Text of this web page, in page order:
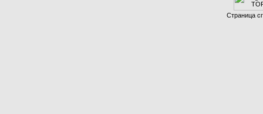
Страница